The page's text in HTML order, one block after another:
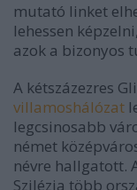
mutató linket
lehessen
azok a bizonyos
A kétszázezres
villamoshálózat
legcsinosabb
német
névre hallgatott.
Szilézia több